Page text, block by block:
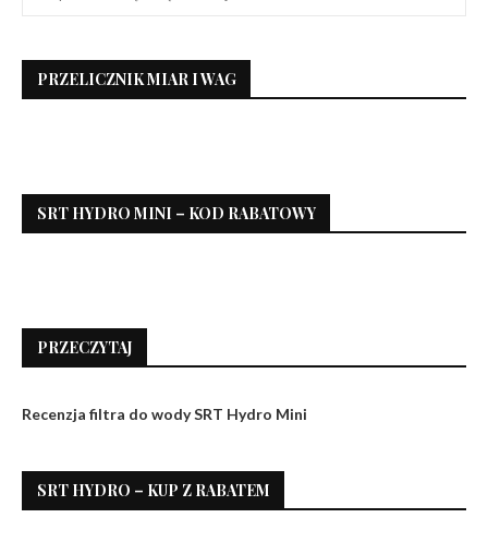
PRZELICZNIK MIAR I WAG
SRT HYDRO MINI – KOD RABATOWY
PRZECZYTAJ
Recenzja filtra do wody SRT Hydro Mini
SRT HYDRO – KUP Z RABATEM